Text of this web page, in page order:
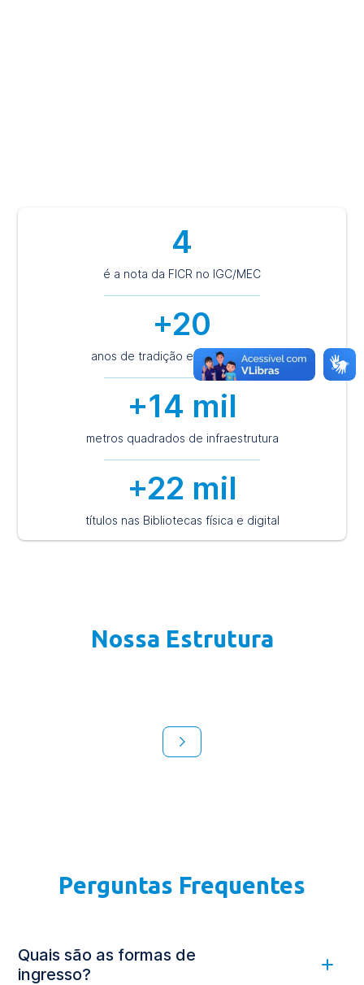
4
é a nota da FICR no IGC/MEC
+20
anos de tradição em Pernambuco
+14 mil
metros quadrados de infraestrutura
+22 mil
títulos nas Bibliotecas física e digital
Nossa Estrutura
Perguntas Frequentes
Quais são as formas de
ingresso?